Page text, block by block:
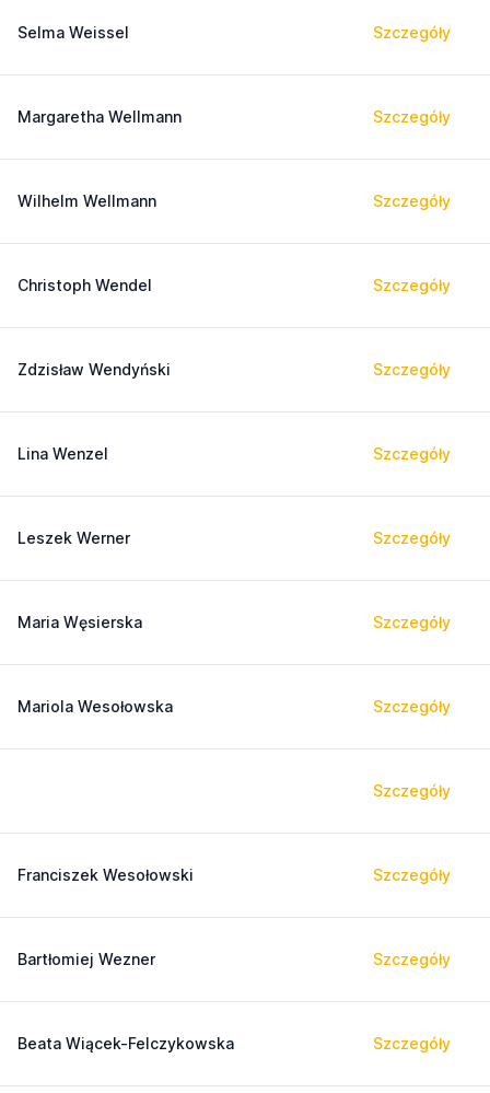
Selma Weissel Szczegóły
Margaretha Wellmann Szczegóły
Wilhelm Wellmann Szczegóły
Christoph Wendel Szczegóły
Zdzisław Wendyński Szczegóły
Lina Wenzel Szczegóły
Leszek Werner Szczegóły
Maria Węsierska Szczegóły
Mariola Wesołowska Szczegóły
Szczegóły
Franciszek Wesołowski Szczegóły
Bartłomiej Wezner Szczegóły
Beata Wiącek-Felczykowska Szczegóły